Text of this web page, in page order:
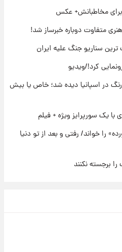
عزادار شد! + جزئیات
مخاطبانش+ عکس
متفاوت دوباره خبرساز شد!
سناریو جنگ علیه ایران
کرد!/ویدیو
در اسپانیا دیده شد؛ خاص یا بیش
را خواند/ رفتی و بعد از تو دنیا
برجسته نکنند